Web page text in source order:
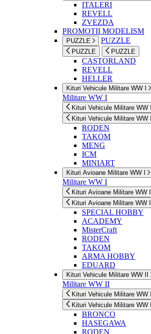
ITALERI
REVELL
ZVEZDA
PROMOTII MODELISM
PUZZLE PUZZLE
PUZZLE PUZZLE
CASTORLAND
REVELL
HELLER
Kituri Vehicule Militare WW I
Militare WW I
Kituri Vehicule Militare WW I
Kituri Vehicule Militare WW I
RODEN
TAKOM
MENG
ICM
MINIART
Kituri Avioane Militare WW I
Militare WW I
Kituri Avioane Militare WW I
Kituri Avioane Militare WW I
SPECIAL HOBBY
ACADEMY
MisterCraft
RODEN
TAKOM
ARMA HOBBY
EDUARD
Kituri Vehicule Militare WW II
Militare WW II
Kituri Vehicule Militare WW II
Kituri Vehicule Militare WW II
BRONCO
HASEGAWA
RODEN